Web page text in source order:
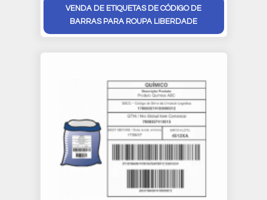
VENDA DE ETIQUETAS DE CÓDIGO DE
BARRAS PARA ROUPA LIBERDADE